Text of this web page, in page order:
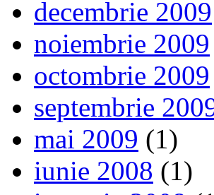
decembrie 2009
noiembrie 2009
octombrie 2009
septembrie
mai 2009 (1)
iunie 2008 (1)